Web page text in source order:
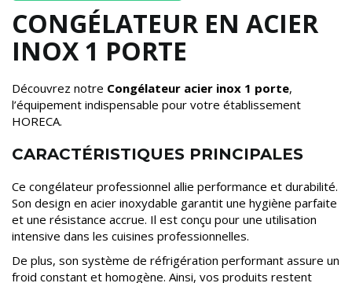
CONGÉLATEUR EN ACIER
INOX 1 PORTE
Découvrez notre Congélateur acier inox 1 porte,
l’équipement indispensable pour votre établissement
HORECA.
CARACTÉRISTIQUES PRINCIPALES
Ce congélateur professionnel allie performance et durabilité.
Son design en acier inoxydable garantit une hygiène parfaite
et une résistance accrue. Il est conçu pour une utilisation
intensive dans les cuisines professionnelles.
De plus, son système de réfrigération performant assure un
froid constant et homogène. Ainsi, vos produits restent